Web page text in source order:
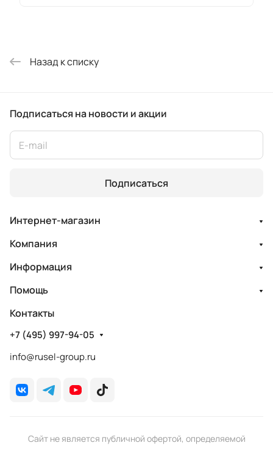
Назад к списку
Подписаться на новости и акции
Подписаться
Интернет-магазин
Компания
Информация
Помощь
Контакты
+7 (495) 997-94-05
info@rusel-group.ru
Сайт не является публичной офертой, определяемой